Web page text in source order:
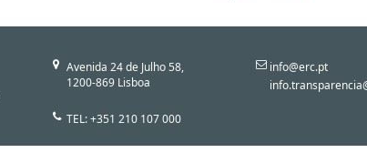
Avenida 24 de Julho 58,
1200-869 Lisboa
TEL: +351 210 107 000
info@erc.pt